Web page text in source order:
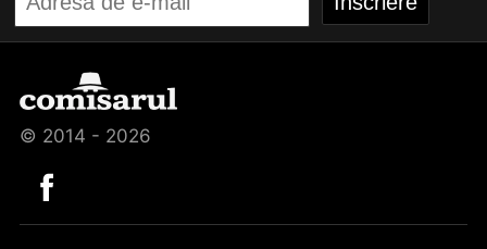
© 2014 - 2026